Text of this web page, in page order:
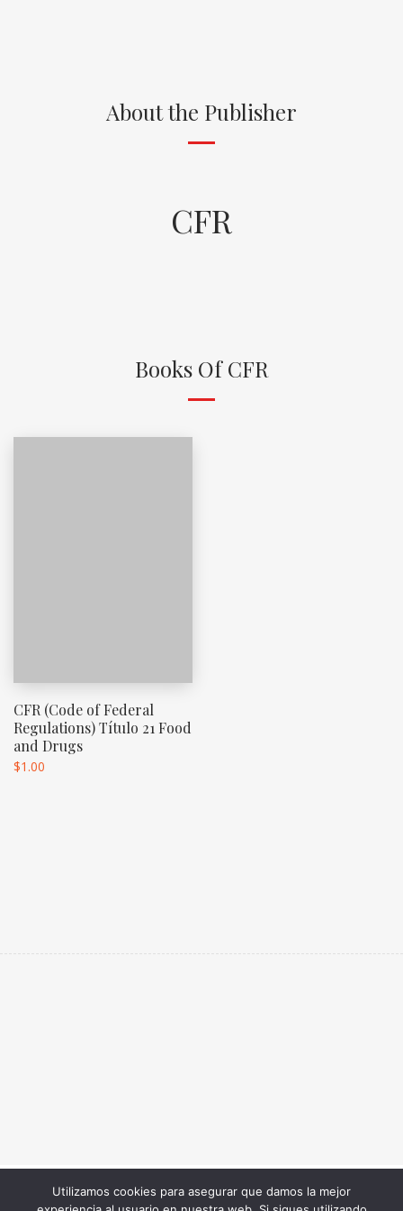
About the Publisher
CFR
Books Of CFR
CFR (Code of Federal
Regulations) Título 21 Food
and Drugs
$1.00
Copyright © 2023 LIbreria Arroyave
Utilizamos cookies para asegurar que damos la mejor